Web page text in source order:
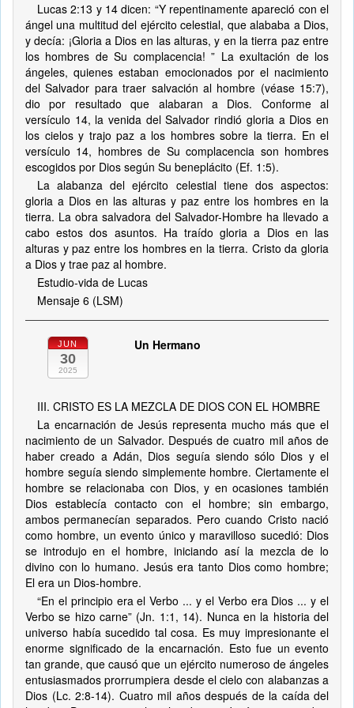
Lucas 2:13 y 14 dicen: “Y repentinamente apareció con el
ángel una multitud del ejército celestial, que alababa a Dios,
y decía: ¡Gloria a Dios en las alturas, y en la tierra paz entre
los hombres de Su complacencia! ” La exultación de los
ángeles, quienes estaban emocionados por el nacimiento
del Salvador para traer salvación al hombre (véase 15:7),
dio por resultado que alabaran a Dios. Conforme al
versículo 14, la venida del Salvador rindió gloria a Dios en
los cielos y trajo paz a los hombres sobre la tierra. En el
versículo 14, hombres de Su complacencia son hombres
escogidos por Dios según Su beneplácito (Ef. 1:5).
La alabanza del ejército celestial tiene dos aspectos:
gloria a Dios en las alturas y paz entre los hombres en la
tierra. La obra salvadora del Salvador-Hombre ha llevado a
cabo estos dos asuntos. Ha traído gloria a Dios en las
alturas y paz entre los hombres en la tierra. Cristo da gloria
a Dios y trae paz al hombre.
Estudio-vida de Lucas
Mensaje 6 (LSM)
JUN
30
2025
Un Hermano
III. CRISTO ES LA MEZCLA DE DIOS CON EL HOMBRE
La encarnación de Jesús representa mucho más que el
nacimiento de un Salvador. Después de cuatro mil años de
haber creado a Adán, Dios seguía siendo sólo Dios y el
hombre seguía siendo simplemente hombre. Ciertamente el
hombre se relacionaba con Dios, y en ocasiones también
Dios establecía contacto con el hombre; sin embargo,
ambos permanecían separados. Pero cuando Cristo nació
como hombre, un evento único y maravilloso sucedió: Dios
se introdujo en el hombre, iniciando así la mezcla de lo
divino con lo humano. Jesús era tanto Dios como hombre;
El era un Dios-hombre.
“En el principio era el Verbo ... y el Verbo era Dios ... y el
Verbo se hizo carne” (Jn. 1:1, 14). Nunca en la historia del
universo había sucedido tal cosa. Es muy impresionante el
enorme significado de la encarnación. Esto fue un evento
tan grande, que causó que un ejército numeroso de ángeles
entusiasmados prorrumpiera desde el cielo con alabanzas a
Dios (Lc. 2:8-14). Cuatro mil años después de la caída del